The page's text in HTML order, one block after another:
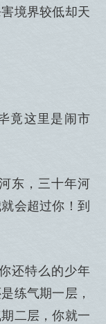
境界较低却天
竟这里是闹市
东，三十年河
会超过你！到
还特么的少年
练气期一层，
二层，你就一